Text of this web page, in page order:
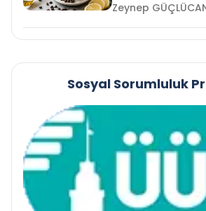
Zeynep
Sosyal Sorumluluk